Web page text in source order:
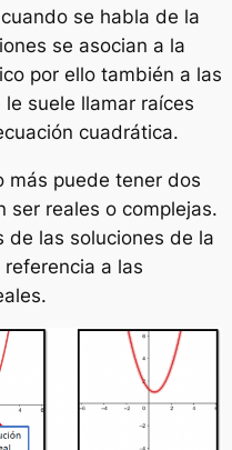
se habla de la
se asocian a la
por ello también a las
suele llamar raíces
cuadrática.
más puede tener dos
ser reales o complejas.
de las soluciones de la
a las